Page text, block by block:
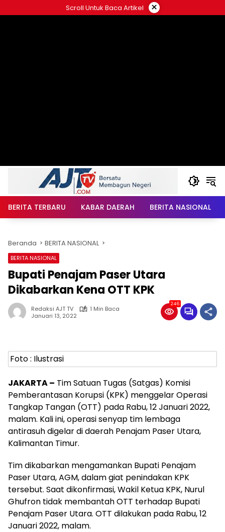
ke
Scroll Untuk Baca Artikel ×
BERITA TERBARU KABAR DAERAH BERITA NASIONAL
Beranda BERITA NASIONAL
BERITA NASIONAL
Bupati Penajam Paser Utara
Dikabarkan Kena OTT KPK
Redaksi AJT TV
1 Min Baca
Januari 13, 2022
246
Foto : Ilustrasi
JAKARTA – Tim Satuan Tugas (Satgas) Komisi
Pemberantasan Korupsi (KPK) menggelar Operasi
Tangkap Tangan (OTT) pada Rabu, 12 Januari 2022,
malam. Kali ini, operasi senyap tim lembaga
antirasuh digelar di daerah Penajam Paser Utara,
Kalimantan Timur.
Tim dikabarkan mengamankan Bupati Penajam
Paser Utara, AGM, dalam giat penindakan KPK
tersebut. Saat dikonfirmasi, Wakil Ketua KPK, Nurul
Ghufron tidak membantah OTT terhadap Bupati
Penajam Paser Utara. OTT dilakukan pada Rabu, 12
Januari 2022, malam.